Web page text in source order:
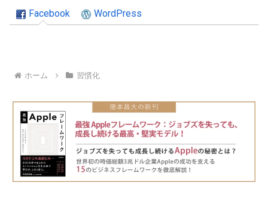
Facebook WordPress
ホーム 習慣化